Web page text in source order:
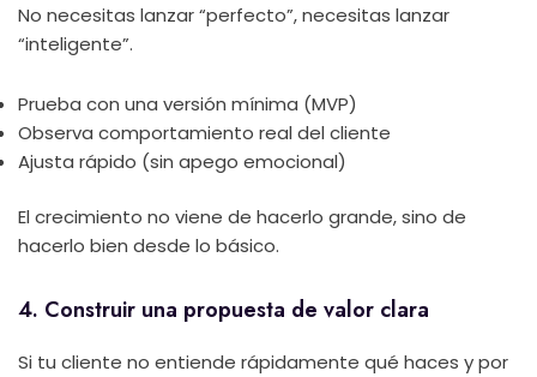
No necesitas lanzar “perfecto”, necesitas lanzar
“inteligente”.
Prueba con una versión mínima (MVP)
Observa comportamiento real del cliente
Ajusta rápido (sin apego emocional)
El crecimiento no viene de hacerlo grande, sino de
hacerlo bien desde lo básico.
4. Construir una propuesta de valor clara
Si tu cliente no entiende rápidamente qué haces y por